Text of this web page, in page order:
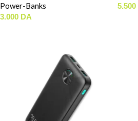
Power-Banks
3.000 DA
5.500